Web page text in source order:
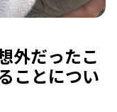
外だったこ
ことについ